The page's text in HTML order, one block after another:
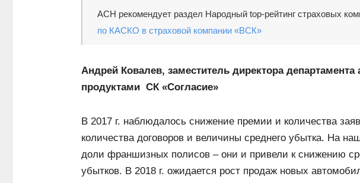
АСН рекомендует раздел Народный top-рейтинг страховых
по КАСКО в страховой компании «ВСК»
Андрей Ковалев, заместитель директора департамента
продуктами СК «Согласие»
В 2017 г. наблюдалось снижение премии и количества
количества договоров и величины среднего убытка. На
доли франшизных полисов – они и привели к снижению
убытков. В 2018 г. ожидается рост продаж новых